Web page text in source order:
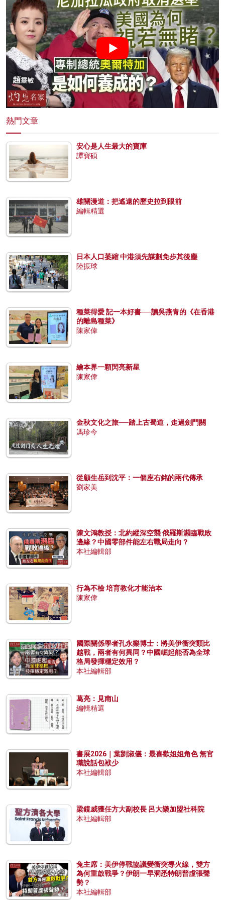
熱門文章
安心是人生最大的寶庫
譚寶碩
雄關漫道：把遙遠的歷史拉到眼前
編輯精選
日本人口萎縮 中港須先謀劃免步其後塵
陸振球
種菜得愛 記一本好書──讀吳燕青的《在香港
的離島種菜》
陳家偉
繪本界一顆閃亮新星
陳家偉
金秋文化之旅──踏上古蜀道，走過劍門關
馮珍今
從顧生岳到沈平：一個座右銘的兩代傳承
劉家美
陳文鴻教授：北約縱深空襲 俄羅斯瀕臨戰敗
邊緣？中國零部件能左右戰局走向？
本社編輯部
行為不檢 培育教化才能治本
陳家偉
國際關係學者孔永樂博士：將美伊衝突類比
越戰，兩者有何異同？中國崛起能否為全球
格局發揮穩定效用？
本社編輯部
葛亮：見南山
編輯精選
書展2026｜葉劉淑儀：最喜歡姐姐角色 無官
職說話包袱少
本社編輯部
梁鏡威獲任方大副校長 呂大樂加盟社科院
本社編輯部
兔主席：美伊停戰協議變衝突導火線，雙方
為何重啟戰爭？伊朗一早洞悉特朗普虛張聲
勢？
本社編輯部